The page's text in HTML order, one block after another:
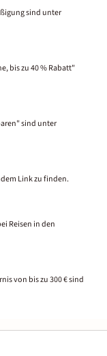
sind unter
bis zu 40 % Rabatt"
sind unter
Link zu finden.
Reisen in den
von bis zu 300 € sind